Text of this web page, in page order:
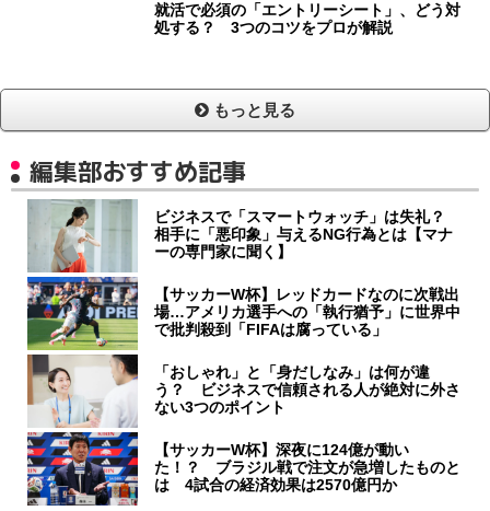
就活で必須の「エントリーシート」、どう対
処する？ 3つのコツをプロが解説
もっと見る
編集部おすすめ記事
ビジネスで「スマートウォッチ」は失礼？
相手に「悪印象」与えるNG行為とは【マナ
ーの専門家に聞く】
【サッカーW杯】レッドカードなのに次戦出
場…アメリカ選手への「執行猶予」に世界中
で批判殺到「FIFAは腐っている」
「おしゃれ」と「身だしなみ」は何が違
う？ ビジネスで信頼される人が絶対に外さ
ない3つのポイント
【サッカーW杯】深夜に124億が動い
た！？ ブラジル戦で注文が急増したものと
は 4試合の経済効果は2570億円か